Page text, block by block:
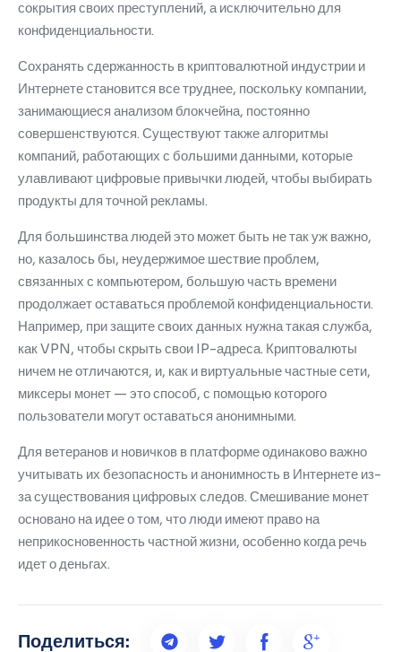
сокрытия своих преступлений, а исключительно для
конфиденциальности.
Сохранять сдержанность в криптовалютной индустрии и
Интернете становится все труднее, поскольку компании,
занимающиеся анализом блокчейна, постоянно
совершенствуются. Существуют также алгоритмы
компаний, работающих с большими данными, которые
улавливают цифровые привычки людей, чтобы выбирать
продукты для точной рекламы.
Для большинства людей это может быть не так уж важно,
но, казалось бы, неудержимое шествие проблем,
связанных с компьютером, большую часть времени
продолжает оставаться проблемой конфиденциальности.
Например, при защите своих данных нужна такая служба,
как VPN, чтобы скрыть свои IP-адреса. Криптовалюты
ничем не отличаются, и, как и виртуальные частные сети,
миксеры монет — это способ, с помощью которого
пользователи могут оставаться анонимными.
Для ветеранов и новичков в платформе одинаково важно
учитывать их безопасность и анонимность в Интернете из-
за существования цифровых следов. Смешивание монет
основано на идее о том, что люди имеют право на
неприкосновенность частной жизни, особенно когда речь
идет о деньгах.
Поделиться: